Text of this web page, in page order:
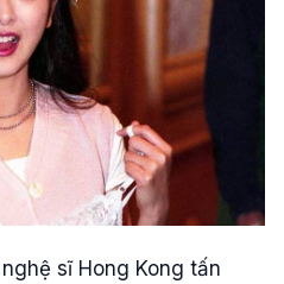
sĩ Hong Kong tấn